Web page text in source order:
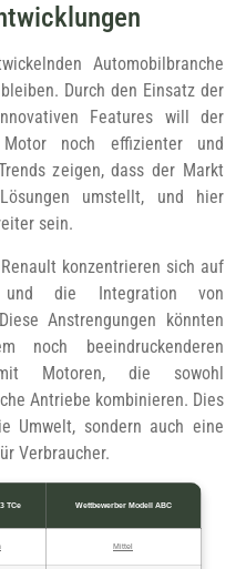
Automobilbranche
Durch den Einsatz der
Features will der
noch effizienter und
zeigen, dass der Markt
umstellt, und hier
sein.
konzentrieren sich auf
und die Integration von
Anstrengungen könnten
beeindruckenderen
Motoren, die sowohl
Antriebe kombinieren. Dies
Umwelt, sondern auch eine
Verbraucher.
TCe Wettbewerber Modell ABC
Mittel